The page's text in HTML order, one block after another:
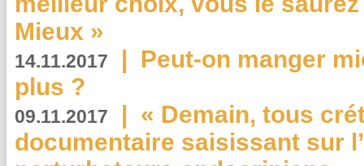
Mieux »
14.11.2017 | Peut-on manger
plus ?
09.11.2017 | « Demain, tous
documentaire saisissant sur